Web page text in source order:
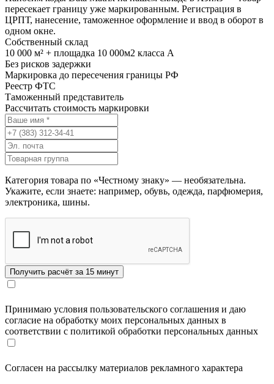
пересекает границу уже маркированным. Регистрация в
ЦРПТ, нанесение, таможенное оформление и ввод в оборот в
одном окне.
Собственный склад
10 000 м² + площадка 10 000м2 класса А
Без рисков задержки
Маркировка до пересечения границы РФ
Реестр ФТС
Таможенный представитель
Рассчитать стоимость маркировки
Категория товара по «Честному знаку» — необязательна.
Укажите, если знаете: например, обувь, одежда, парфюмерия,
электроника, шины.
Принимаю условия пользовательского соглашения и даю
согласие на обработку моих персональных данных в
соответствии с политикой обработки персональных данных
Согласен на рассылку материалов рекламного характера